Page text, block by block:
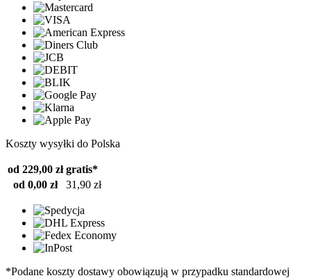
Koszty wysyłki do Polska
od 229,00 zł gratis*
od 0,00 zł
31,90 zł
*Podane koszty dostawy obowiązują w przypadku standardowej